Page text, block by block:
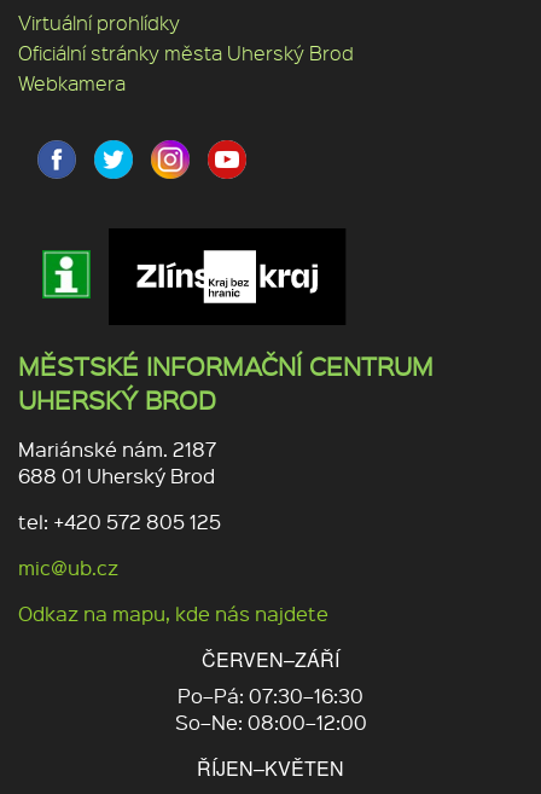
Virtuální prohlídky
Oficiální stránky města Uherský Brod
Webkamera
MĚSTSKÉ INFORMAČNÍ CENTRUM
UHERSKÝ BROD
Mariánské nám. 2187
688 01 Uherský Brod
tel: +420 572 805 125
mic@ub.cz
Odkaz na mapu, kde nás najdete
ČERVEN–ZÁŘÍ
Po–Pá: 07:30–16:30
So–Ne: 08:00–12:00
ŘÍJEN–KVĚTEN